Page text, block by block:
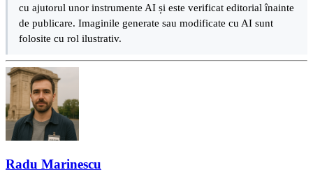
cu ajutorul unor instrumente AI și este verificat editorial înainte
de publicare. Imaginile generate sau modificate cu AI sunt
folosite cu rol ilustrativ.
Radu Marinescu